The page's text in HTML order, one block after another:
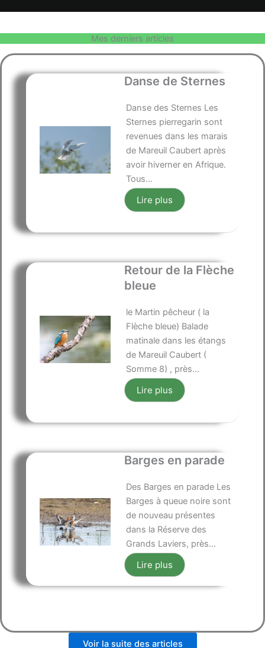
Mes derniers articles
Danse de Sternes
Danse des Sternes Les
Sternes pierregarin sont
revenues dans les marais
de Mareuil Caubert après
avoir hiverner en Afrique.
Tous...
Lire plus
Retour de la Flèche
bleue
le Martin pêcheur ( la
Flèche bleue) Balade
matinale dans les étangs
de Mareuil Caubert (
Somme 8) , près...
Lire plus
Barges en parade
Des Barges en parade Les
Barges à queue noire sont
de nouveau présentes
dans la Réserve des
Grands Laviers, près...
Lire plus
Voir la suite des articles